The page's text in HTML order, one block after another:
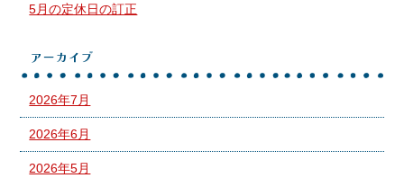
5月の定休日の訂正
アーカイブ
2026年7月
2026年6月
2026年5月